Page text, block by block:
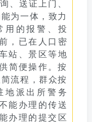
、送证上门、
为一体，致力
用的报警、投
，已在人口密
站、景区等地
简便操作。按
流程，群众按
地派出所警务
能办理的传送
办理的提交区